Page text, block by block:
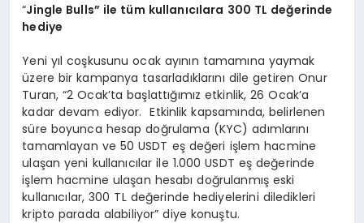
“Jingle Bulls” ile tüm kullanıcılara 300 TL değerinde
hediye
Yeni yıl coşkusunu ocak ayının tamamına yaymak
üzere bir kampanya tasarladıklarını dile getiren Onur
Turan, “2 Ocak’ta başlattığımız etkinlik, 26 Ocak’a
kadar devam ediyor. Etkinlik kapsamında, belirlenen
süre boyunca hesap doğrulama (KYC) adımlarını
tamamlayan ve 50 USDT eş değeri işlem hacmine
ulaşan yeni kullanıcılar ile 1.000 USDT eş değerinde
işlem hacmine ulaşan hesabı doğrulanmış eski
kullanıcılar, 300 TL değerinde hediyelerini diledikleri
kripto parada alabiliyor” diye konuştu.